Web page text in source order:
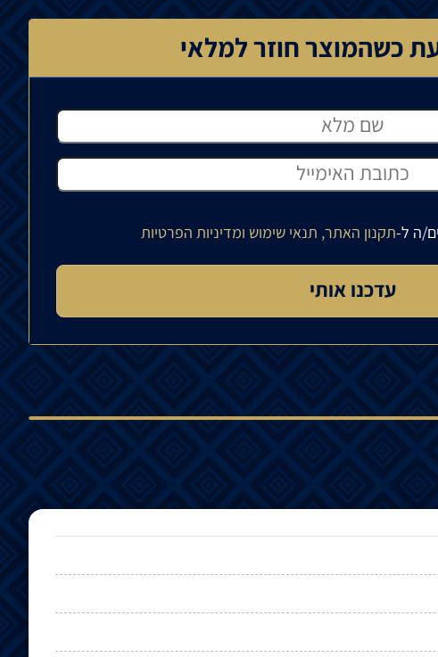
כשהמוצר חוזר למלאי
ה ל-תקנון האתר, תנאי שימוש ומדיניות הפרטיות